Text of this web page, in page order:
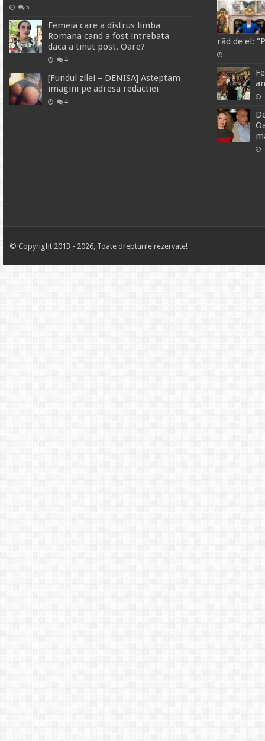
5
Femeia care a distrus limba
Romana cand a fost intrebata
daca a tinut post. Oare?
4
[Fundul zilei – DENISA] Asteptam
imagini pe adresa redactiei
4
râd de el:
© Copyright 2013 - 2026, Toate drepturile rezervate!